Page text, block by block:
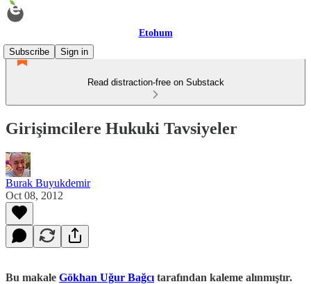
Etohum
Subscribe
Sign in
Read distraction-free on Substack
Girişimcilere Hukuki Tavsiyeler
Burak Buyukdemir
Oct 08, 2012
Bu makale Gökhan Uğur Bağcı tarafından kaleme alınmıştır.